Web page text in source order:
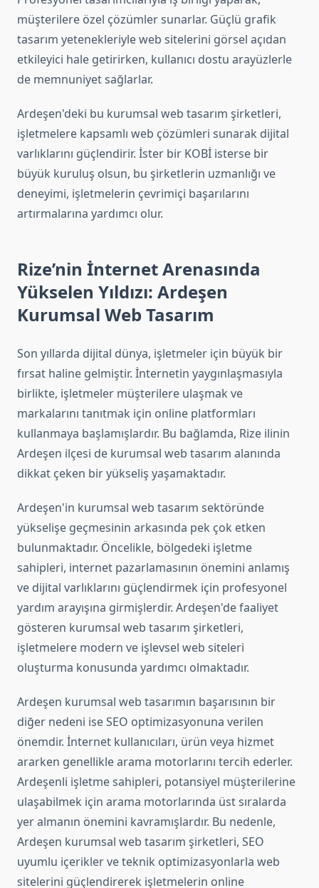
müşterilere özel çözümler sunarlar. Güçlü grafik
tasarım yetenekleriyle web sitelerini görsel açıdan
etkileyici hale getirirken, kullanıcı dostu arayüzlerle
de memnuniyet sağlarlar.
Ardeşen'deki bu kurumsal web tasarım şirketleri,
işletmelere kapsamlı web çözümleri sunarak dijital
varlıklarını güçlendirir. İster bir KOBİ isterse bir
büyük kuruluş olsun, bu şirketlerin uzmanlığı ve
deneyimi, işletmelerin çevrimiçi başarılarını
artırmalarına yardımcı olur.
Rize’nin İnternet Arenasında
Yükselen Yıldızı: Ardeşen
Kurumsal Web Tasarım
Son yıllarda dijital dünya, işletmeler için büyük bir
fırsat haline gelmiştir. İnternetin yaygınlaşmasıyla
birlikte, işletmeler müşterilere ulaşmak ve
markalarını tanıtmak için online platformları
kullanmaya başlamışlardır. Bu bağlamda, Rize ilinin
Ardeşen ilçesi de kurumsal web tasarım alanında
dikkat çeken bir yükseliş yaşamaktadır.
Ardeşen'in kurumsal web tasarım sektöründe
yükselişe geçmesinin arkasında pek çok etken
bulunmaktadır. Öncelikle, bölgedeki işletme
sahipleri, internet pazarlamasının önemini anlamış
ve dijital varlıklarını güçlendirmek için profesyonel
yardım arayışına girmişlerdir. Ardeşen'de faaliyet
gösteren kurumsal web tasarım şirketleri,
işletmelere modern ve işlevsel web siteleri
oluşturma konusunda yardımcı olmaktadır.
Ardeşen kurumsal web tasarımın başarısının bir
diğer nedeni ise SEO optimizasyonuna verilen
önemdir. İnternet kullanıcıları, ürün veya hizmet
ararken genellikle arama motorlarını tercih ederler.
Ardeşenli işletme sahipleri, potansiyel müşterilerine
ulaşabilmek için arama motorlarında üst sıralarda
yer almanın önemini kavramışlardır. Bu nedenle,
Ardeşen kurumsal web tasarım şirketleri, SEO
uyumlu içerikler ve teknik optimizasyonlarla web
sitelerini güçlendirerek işletmelerin online